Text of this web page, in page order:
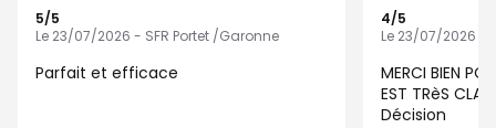
5/5
Le 23/07/2026 - SFR Portet /Garonne
Parfait et efficace
4/5
Le 23/07/2026 -
MERCI BIEN
EST TRèS
Décision